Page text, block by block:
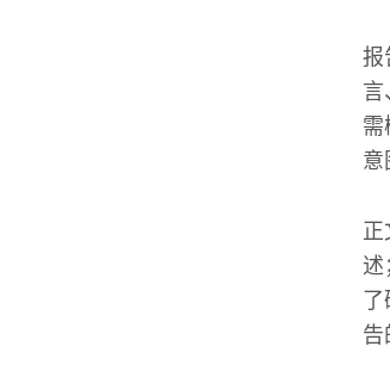
报
言
需
意
正
述
告